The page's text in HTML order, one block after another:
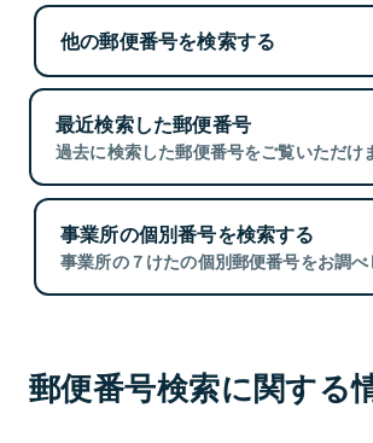
他の郵便番号を検索する
最近検索した郵便番号
過去に検索した郵便番号をご覧いただけ
事業所の個別番号を検索する
事業所の７けたの個別郵便番号をお調べ
郵便番号検索に関する